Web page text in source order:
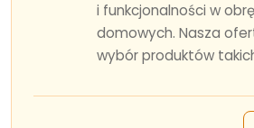
i funkcjonalności w
domowych. Nasza
wybór produktów